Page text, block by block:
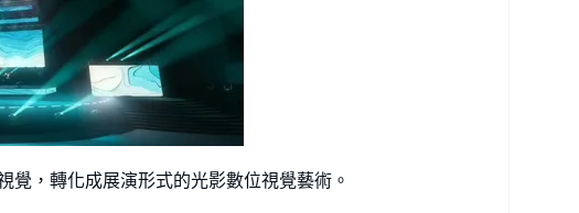
，轉化成展演形式的光影數位視覺藝術。